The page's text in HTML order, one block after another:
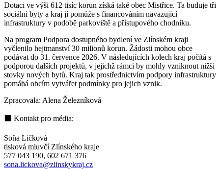
Dotaci ve výši 612 tisíc korun získá také obec Mistřice. Ta buduje tři
sociální byty a kraj jí pomůže s financováním navazující
infrastruktury v podobě parkoviště a přístupového chodníku.
Na program Podpora dostupného bydlení ve Zlínském kraji
vyčlenilo hejtmanství 30 milionů korun. Žádosti mohou obce
podávat do 31. července 2026. V následujících kolech kraj počítá s
podporou dalších projektů, v jejichž rámci by mohly vzniknout nižší
stovky nových bytů. Kraj tak prostřednictvím podpory infrastruktury
pomáhá obcím vytvářet podmínky pro jejich vznik.
Zpracovala: Alena Železníková
⬛ Kontakt pro média:
Soňa Ličková
tisková mluvčí Zlínského kraje
577 043 190, 602 671 376
sona.lickova@zlinskykraj.cz